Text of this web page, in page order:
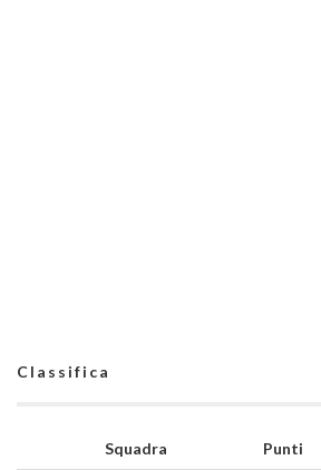
Classifica
Squadra Punti